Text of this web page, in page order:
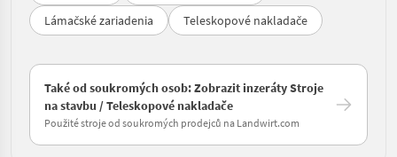
Lámačské zariadenia
Teleskopové nakladače
Také od soukromých osob: Zobrazit inzeráty Stroje
na stavbu / Teleskopové nakladače
Použité stroje od soukromých prodejců na Landwirt.com